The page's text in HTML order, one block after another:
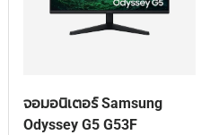
จอมอนิเตอร์ Samsung
Odyssey G5 G53F